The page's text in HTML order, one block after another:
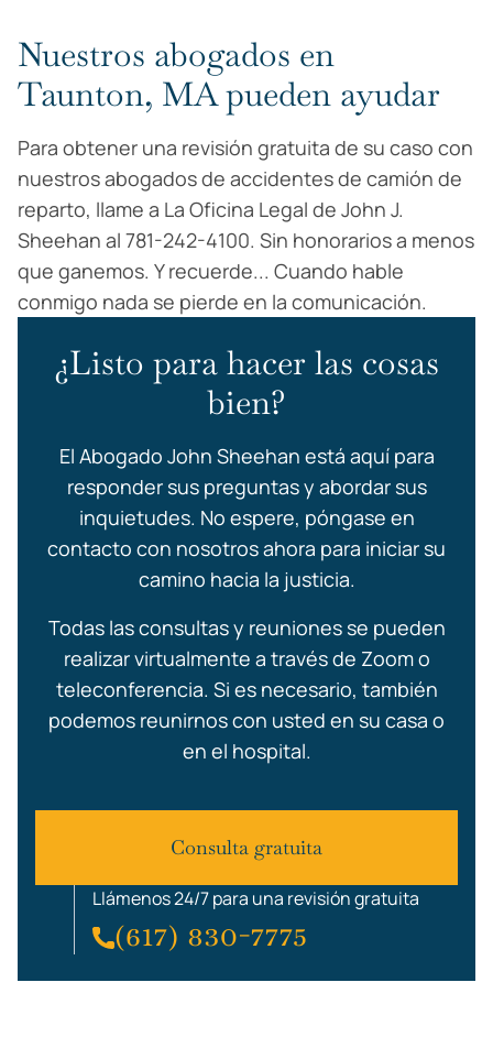
Nuestros abogados en
Taunton, MA pueden ayudar
Para obtener una revisión gratuita de su caso con
nuestros abogados de accidentes de camión de
reparto, llame a La Oficina Legal de John J.
Sheehan al 781-242-4100. Sin honorarios a menos
que ganemos. Y recuerde... Cuando hable
conmigo nada se pierde en la comunicación.
¿Listo para hacer las cosas
bien?
El Abogado John Sheehan está aquí para
responder sus preguntas y abordar sus
inquietudes. No espere, póngase en
contacto con nosotros ahora para iniciar su
camino hacia la justicia.
Todas las consultas y reuniones se pueden
realizar virtualmente a través de Zoom o
teleconferencia. Si es necesario, también
podemos reunirnos con usted en su casa o
en el hospital.
Consulta gratuita
Llámenos 24/7 para una revisión gratuita
(617) 830-7775